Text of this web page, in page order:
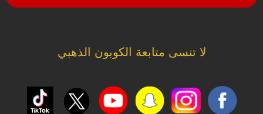
لا تنسى متابعة الكوبون الذهبي